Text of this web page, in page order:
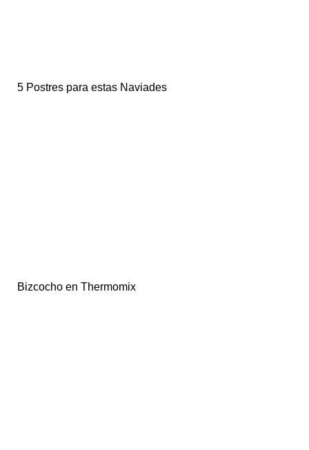
5 Postres para estas Naviades
Bizcocho en Thermomix